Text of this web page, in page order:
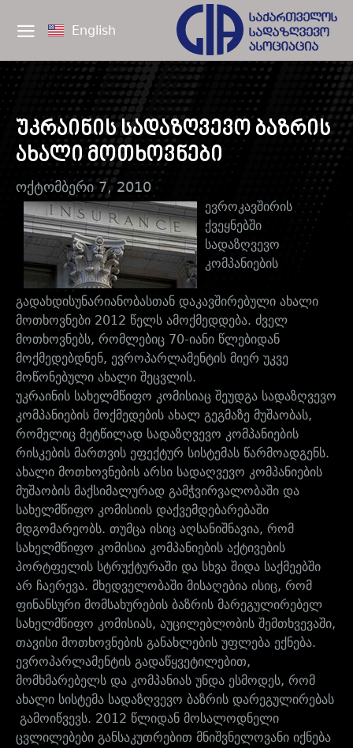
English
უკრაინის სადაზღვევო ბაზრის
ახალი მოთხოვნები
ოქტომბერი 7, 2010
ევროკავშირის
ქვეყნებში
სადაზღვევო
კომპანიების
გადახდისუნარიანობასთან დაკავშირებული ახალი
მოთხოვნები 2012 წელს ამოქმედდება. ძველ
მოთხოვნებს, რომლებიც 70-იანი წლებიდან
მოქმედებდნენ, ევროპარლამენტის მიერ უკვე
მოწონებული ახალი შეცვლის.
უკრაინის სახელმწიფო კომისიაც შეუდგა სადაზღვევო
კომპანიების მოქმედების ახალ გეგმაზე მუშაობას,
რომელიც მეტწილად სადაზღვევო კომპანიების
რისკების მართვის ეფექტურ სისტემას წარმოადგენს.
ახალი მოთხოვნების არსი სადაღვევო კომპანიების
მუშაობის მაქსიმალურად გამჭვირვალობაში და
სახელმწიფო კომისიის დაქვემდებარებაში
მდგომარეობს. თუმცა ისიც აღსანიშნავია, რომ
სახელმწიფო კომისია კომპანიების აქტივების
პორტფელის სტრუქტურაში და სხვა შიდა საქმეებში
არ ჩაერევა. მხედველობაში მისაღებია ისიც, რომ
ფინანსური მომსახურების ბაზრის მარეგულირებელ
სახელმწიფო კომისიას, აუცილებლობის შემთხვევაში,
თავისი მოთხოვნების განახლების უფლება ექნება.
ევროპარლამენტის გადაწყვეტილებით,
მომხმარებელს და კომპანიას უნდა ესმოდეს, რომ
ახალი სისტემა სადაზღვევო ბაზრის დარეგულირებას
გამოიწვევს. 2012 წლიდან მოსალოდნელი
ცვლილებები განსაკუთრებით მნიშვნელოვანი იქნება